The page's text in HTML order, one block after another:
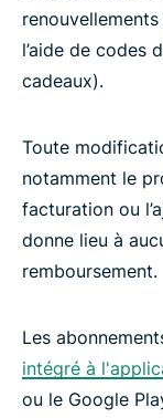
l’aide de codes
cadeaux).
Toute
notamment le
facturation ou
donne lieu à
remboursement.
Les
intégré à
ou le Google